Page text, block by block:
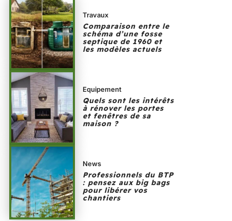
Travaux
Comparaison entre le
schéma d’une fosse
septique de 1960 et
les modèles actuels
Equipement
Quels sont les intérêts
à rénover les portes
et fenêtres de sa
maison ?
News
Professionnels du BTP
: pensez aux big bags
pour libérer vos
chantiers